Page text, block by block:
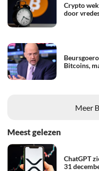
Crypto
door
Bitcoins,
Meer
Meest gelezen
ChatGPT
31